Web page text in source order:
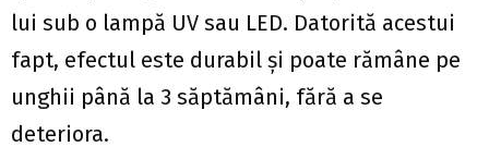
lui sub o lampă UV sau LED. Datorită acestui
fapt, efectul este durabil și poate rămâne pe
unghii până la 3 săptămâni, fără a se
deteriora.